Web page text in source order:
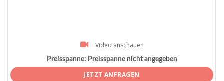
Video anschauen
Preisspanne: Preisspanne nicht angegeben
JETZT ANFRAGEN